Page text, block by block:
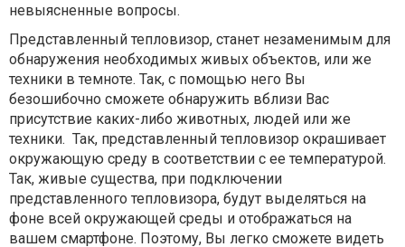
невыясненные вопросы.
Представленный тепловизор, станет незаменимым для
обнаружения необходимых живых объектов, или же
техники в темноте. Так, с помощью него Вы
безошибочно сможете обнаружить вблизи Вас
присутствие каких-либо животных, людей или же
техники. Так, представленный тепловизор окрашивает
окружающую среду в соответствии с ее температурой.
Так, живые существа, при подключении
представленного тепловизора, будут выделяться на
фоне всей окружающей среды и отображаться на
вашем смартфоне. Поэтому, Вы легко сможете видеть